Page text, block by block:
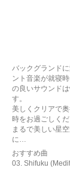
バックグランド
ント音楽が就寝
の良いサウンド
す。
美しくクリアで
時をお過ごしくだ
まるで美しい星
に…
おすすめ曲
03. Shifuku